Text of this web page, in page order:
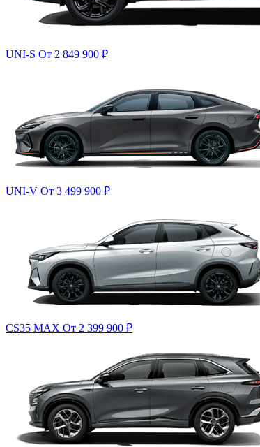
UNI-S От 2 849 900 ₽
UNI-V От 3 499 900 ₽
CS35 MAX От 2 399 900 ₽